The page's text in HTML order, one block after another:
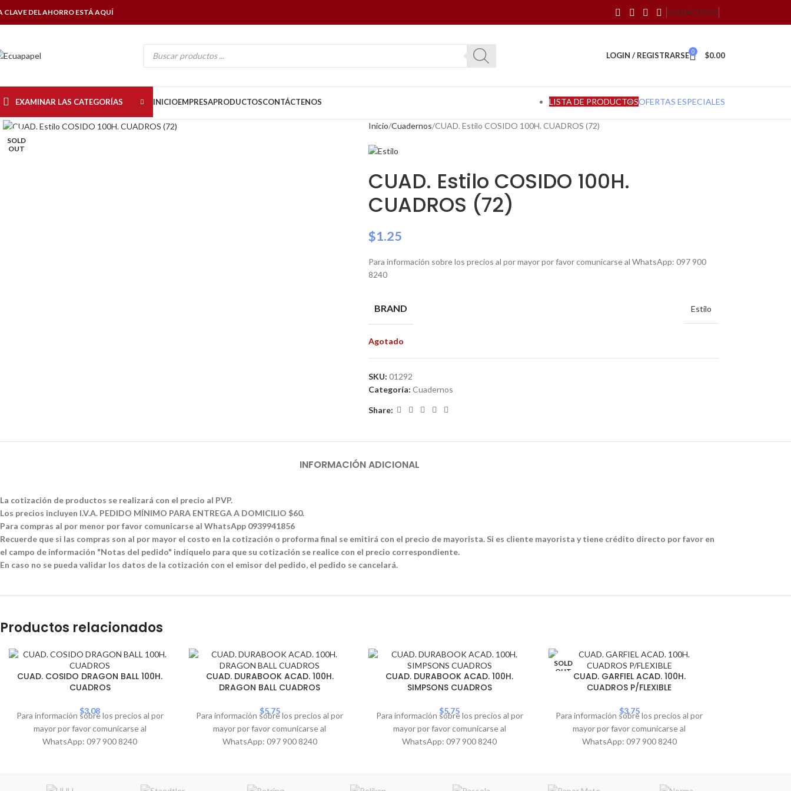
CLAVE DEL AHORRO ESTÁ AQUÍ CONTÁCTENOS
LOGIN / REGISTRARSE 0 $0.00
EXAMINAR LAS CATEGORÍAS INICIOEMPRESAPRODUCTOSCONTÁCTENOS LISTA DE PRODUCTOSOFERTAS ESPECIALES
SOLD
OUT
Inicio Cuadernos CUAD. Estilo COSIDO 100H. CUADROS (72)
CUAD. Estilo COSIDO 100H.
CUADROS (72)
$1.25
Para información sobre los precios al por mayor por favor comunicarse al WhatsApp: 097 900
8240
BRAND Estilo
Agotado
SKU: 01292
Categoría: Cuadernos
Share:
INFORMACIÓN ADICIONAL
La cotización de productos se realizará con el precio al PVP.
Los precios incluyen I.V.A. PEDIDO MÍNIMO PARA ENTREGA A DOMICILIO $60.
Para compras al por menor por favor comunicarse al WhatsApp 0939941856
Recuerde que si las compras son al por mayor el costo en la cotización o proforma final se emitirá con el precio de mayorista. Si es cliente mayorista y tiene crédito directo por favor en
el campo de información "Notas del pedido" indíquelo para que su cotización se realice con el precio correspondiente.
En caso no se pueda validar los datos de la cotización con el emisor del pedido, el pedido se cancelará.
Productos relacionados
CUAD. COSIDO DRAGON BALL 100H.
CUADROS
$3.08
Para información sobre los precios al por
mayor por favor comunicarse al
WhatsApp: 097 900 8240
CUAD. DURABOOK ACAD. 100H.
DRAGON BALL CUADROS
$5.75
Para información sobre los precios al por
mayor por favor comunicarse al
WhatsApp: 097 900 8240
CUAD. DURABOOK ACAD. 100H.
SIMPSONS CUADROS
$5.75
Para información sobre los precios al por
mayor por favor comunicarse al
WhatsApp: 097 900 8240
SOLD
OUT CUAD. GARFIEL ACAD. 100H.
CUADROS P/FLEXIBLE
$3.75
Para información sobre los precios al por
mayor por favor comunicarse al
WhatsApp: 097 900 8240